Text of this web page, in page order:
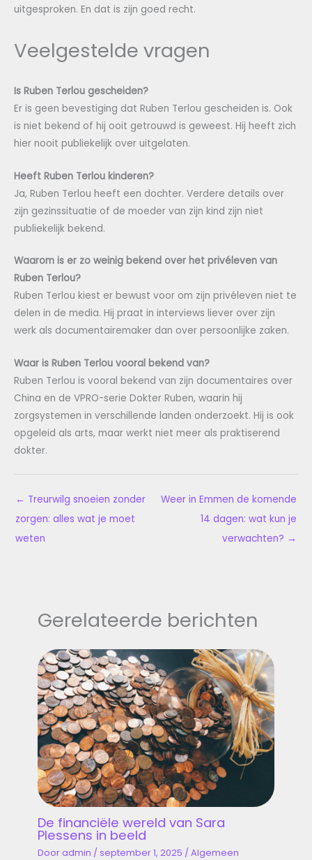
uitgesproken. En dat is zijn goed recht.
Veelgestelde vragen
Is Ruben Terlou gescheiden?
Er is geen bevestiging dat Ruben Terlou gescheiden is. Ook
is niet bekend of hij ooit getrouwd is geweest. Hij heeft zich
hier nooit publiekelijk over uitgelaten.
Heeft Ruben Terlou kinderen?
Ja, Ruben Terlou heeft een dochter. Verdere details over
zijn gezinssituatie of de moeder van zijn kind zijn niet
publiekelijk bekend.
Waarom is er zo weinig bekend over het privéleven van
Ruben Terlou?
Ruben Terlou kiest er bewust voor om zijn privéleven niet te
delen in de media. Hij praat in interviews liever over zijn
werk als documentairemaker dan over persoonlijke zaken.
Waar is Ruben Terlou vooral bekend van?
Ruben Terlou is vooral bekend van zijn documentaires over
China en de VPRO-serie Dokter Ruben, waarin hij
zorgsystemen in verschillende landen onderzoekt. Hij is ook
opgeleid als arts, maar werkt niet meer als praktiserend
dokter.
← Treurwilg snoeien zonder
zorgen: alles wat je moet
weten
Weer in Emmen de komende
14 dagen: wat kun je
verwachten? →
Gerelateerde berichten
De financiële wereld van Sara
Plessens in beeld
Dooradmin /september 1, 2025 /Algemeen